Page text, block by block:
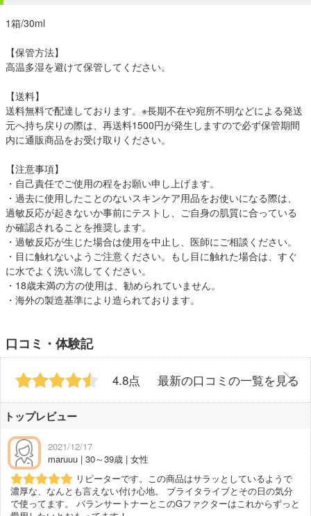
1箱/30ml
【保管方法】
高温多湿を避けて保管してください。
【送料】
送料無料で配達しております。※長期不在や宛所不明などによる発送
元へ持ち戻りの際は、再送料1500円が発生しますので必ず保管期間
内に通販商品をお受け取りください。
【注意事項】
・自己責任でご使用の程をお願い申し上げます。
・過去に使用したことのないスキンケア用品をお使いになる際は、
過敏反応が起きないか事前にテストし、ご自身の肌質に合っている
か確認されることを推奨します。
・過敏反応が生じた場合は使用を中止し、医師にご相談ください。
・目に触れないようご注意ください。もし目に触れた場合は、すぐ
に水でよく洗い流してください。
・18歳未満の方の使用は、勧められていません。
・海外の製造基準により造られております。
口コミ・体験記
4.8点 最新の口コミの一覧を見る
トップレビュー
2021/12/17
maruuu | 30～39歳 | 女性
リピーターです。この商品はサラッとしているようで
濃厚な、なんとも言えない付け心地。 ブライタライブとその日の気分
で使ってます。 バランサートナーとこのGファクターはこれからずっと